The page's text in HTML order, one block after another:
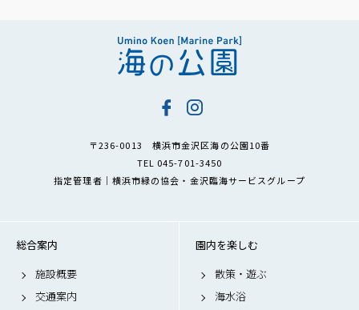
〒236-0013 横浜市金沢区海の公園10番
TEL 045-701-3450
指定管理者｜横浜市緑の協会・金沢臨海サービスグループ
総合案内
施設概要
交通案内
園内を楽しむ
散策・遊ぶ
海水浴